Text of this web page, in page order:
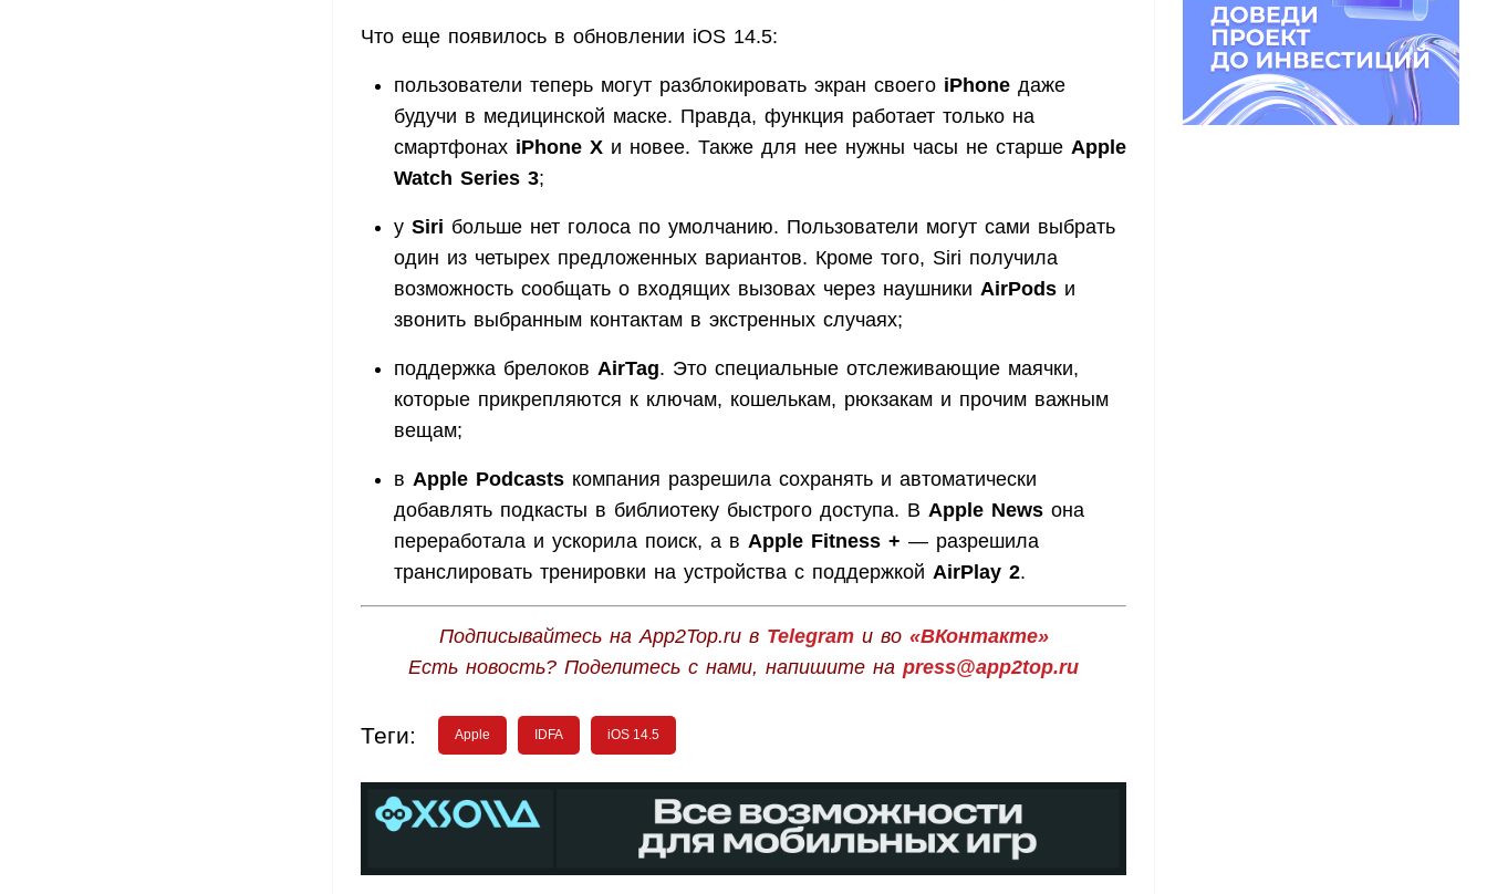
Что еще появилось в обновлении iOS 14.5:
пользователи теперь могут разблокировать экран своего iPhone даже
будучи в медицинской маске. Правда, функция работает только на
смартфонах iPhone X и новее. Также для нее нужны часы не старше Apple
Watch Series 3;
у Siri больше нет голоса по умолчанию. Пользователи могут сами выбрать
один из четырех предложенных вариантов. Кроме того, Siri получила
возможность сообщать о входящих вызовах через наушники AirPods и
звонить выбранным контактам в экстренных случаях;
поддержка брелоков AirTag. Это специальные отслеживающие маячки,
которые прикрепляются к ключам, кошелькам, рюкзакам и прочим важным
вещам;
в Apple Podcasts компания разрешила сохранять и автоматически
добавлять подкасты в библиотеку быстрого доступа. В Apple News она
переработала и ускорила поиск, а в Apple Fitness + — разрешила
транслировать тренировки на устройства с поддержкой AirPlay 2.
Подписывайтесь на App2Top.ru в Telegramи во «ВКонтакте»
Есть новость? Поделитесь с нами, напишите на press@app2top.ru
Теги: Apple IDFA iOS 14.5